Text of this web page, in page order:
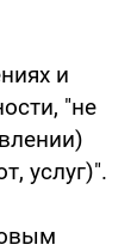
и
"не
услуг)".